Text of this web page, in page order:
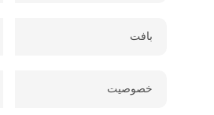
بافت
خصوصیت